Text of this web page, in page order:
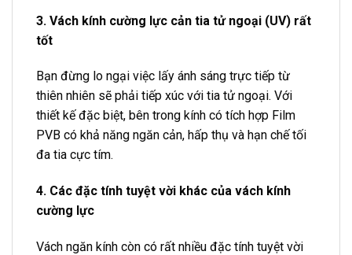
3. Vách kính cường lực cản tia tử ngoại (UV) rất
tốt
Bạn đừng lo ngại việc lấy ánh sáng trực tiếp từ
thiên nhiên sẽ phải tiếp xúc với tia tử ngoại. Với
thiết kế đặc biệt, bên trong kính có tích hợp Film
PVB có khả năng ngăn cản, hấp thụ và hạn chế tối
đa tia cực tím.
4. Các đặc tính tuyệt vời khác của vách kính
cường lực
Vách ngăn kính còn có rất nhiều đặc tính tuyệt vời